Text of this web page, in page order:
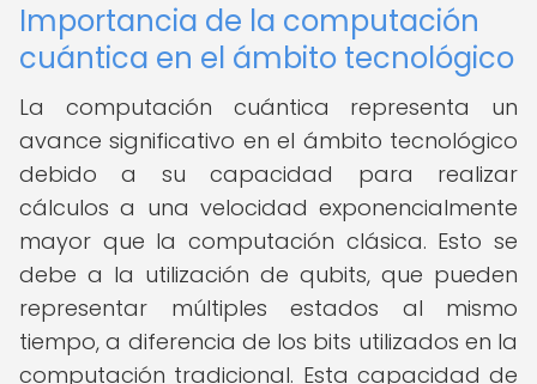
Importancia de la computación
cuántica en el ámbito tecnológico
La computación cuántica representa un
avance significativo en el ámbito tecnológico
debido a su capacidad para realizar
cálculos a una velocidad exponencialmente
mayor que la computación clásica. Esto se
debe a la utilización de qubits, que pueden
representar múltiples estados al mismo
tiempo, a diferencia de los bits utilizados en la
computación tradicional. Esta capacidad de